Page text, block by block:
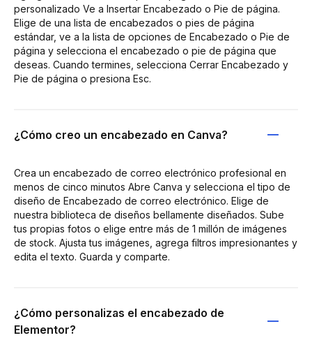
personalizado Ve a Insertar Encabezado o Pie de página.
Elige de una lista de encabezados o pies de página
estándar, ve a la lista de opciones de Encabezado o Pie de
página y selecciona el encabezado o pie de página que
deseas. Cuando termines, selecciona Cerrar Encabezado y
Pie de página o presiona Esc.
¿Cómo creo un encabezado en Canva?
Crea un encabezado de correo electrónico profesional en
menos de cinco minutos Abre Canva y selecciona el tipo de
diseño de Encabezado de correo electrónico. Elige de
nuestra biblioteca de diseños bellamente diseñados. Sube
tus propias fotos o elige entre más de 1 millón de imágenes
de stock. Ajusta tus imágenes, agrega filtros impresionantes y
edita el texto. Guarda y comparte.
¿Cómo personalizas el encabezado de
Elementor?